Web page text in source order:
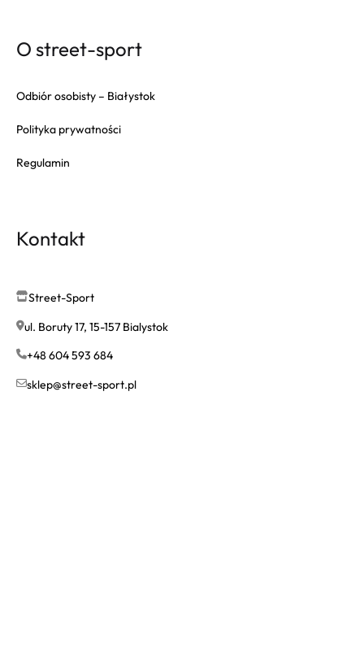
O street-sport
Odbiór osobisty – Białystok
Polityka prywatności
Regulamin
Kontakt
Street-Sport
ul. Boruty 17, 15-157 Bialystok
+48 604 593 684
sklep@street-sport.pl